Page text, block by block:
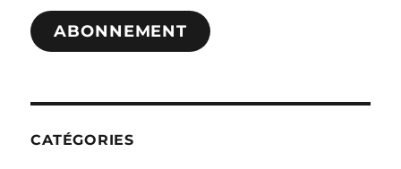
mail
ABONNEMENT
CATÉGORIES